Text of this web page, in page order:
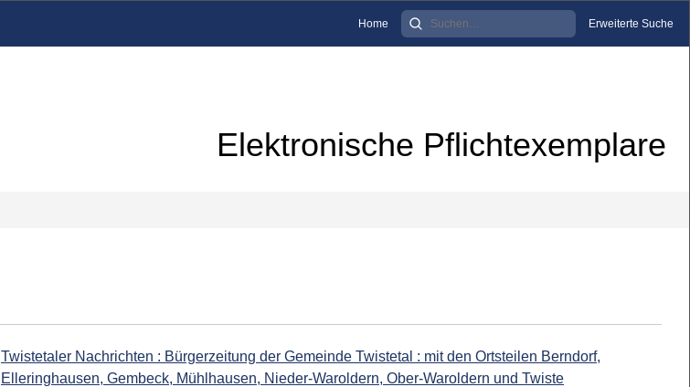
Home Erweiterte Suche
Elektronische Pflichtexemplare
Twistetaler Nachrichten : Bürgerzeitung der Gemeinde Twistetal : mit den Ortsteilen Berndorf,
Elleringhausen, Gembeck, Mühlhausen, Nieder-Waroldern, Ober-Waroldern und Twiste